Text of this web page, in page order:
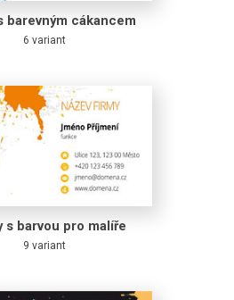
barevným cákancem
6 variant
s barvou pro malíře
9 variant